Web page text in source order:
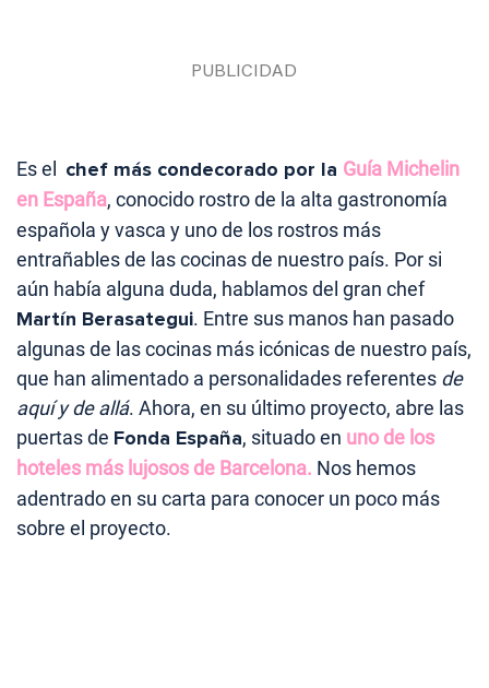
Es el chef más condecorado por la Guía Michelin
en España, conocido rostro de la alta gastronomía
española y vasca y uno de los rostros más
entrañables de las cocinas de nuestro país. Por si
aún había alguna duda, hablamos del gran chef
Martín Berasategui. Entre sus manos han pasado
algunas de las cocinas más icónicas de nuestro país,
que han alimentado a personalidades referentes de
aquí y de allá. Ahora, en su último proyecto, abre las
puertas de Fonda España, situado en uno de los
hoteles más lujosos de Barcelona. Nos hemos
adentrado en su carta para conocer un poco más
sobre el proyecto.